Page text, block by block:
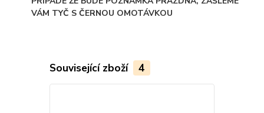
VÁM TYČ S ČERNOU OMOTÁVKOU
Související zboží 4